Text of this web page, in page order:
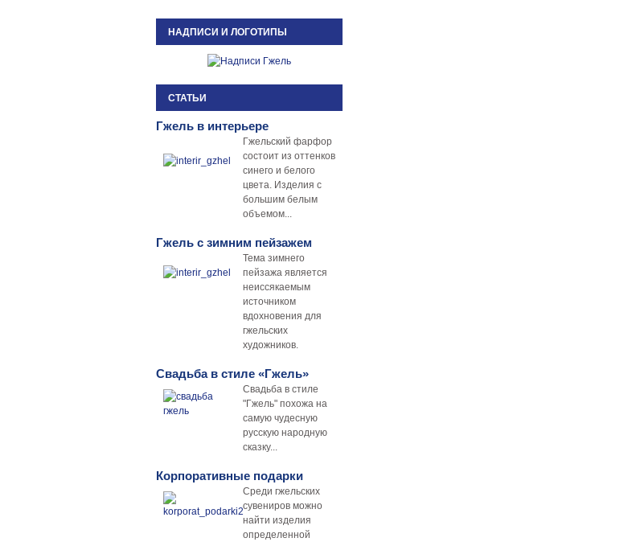
НАДПИСИ И ЛОГОТИПЫ
СТАТЬИ
Гжель в интерьере
Гжельский фарфор
состоит из оттенков
синего и белого
цвета. Изделия с
большим белым
объемом...
Гжель с зимним пейзажем
Тема зимнего
пейзажа является
неиссякаемым
источником
вдохновения для
гжельских
художников.
Свадьба в стиле «Гжель»
Свадьба в стиле
"Гжель" похожа на
самую чудесную
русскую народную
сказку...
Корпоративные подарки
Среди гжельских
сувениров можно
найти изделия
определенной